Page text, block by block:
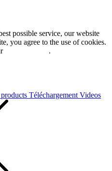
possible service, our website
you agree to the use of cookies.
.
Téléchargement Videos